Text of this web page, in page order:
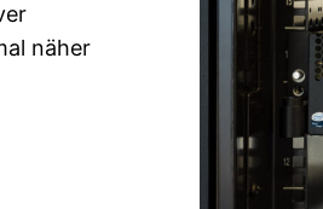
näher